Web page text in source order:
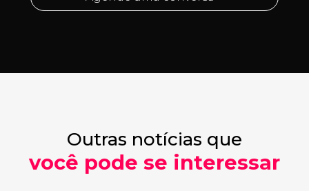
Outras notícias que
você pode se interessar